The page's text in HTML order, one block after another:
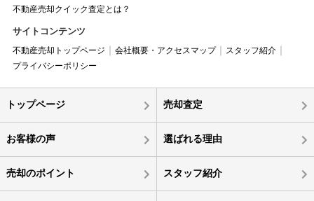
不動産売却クイック査定とは？
サイトコンテンツ
不動産売却トップページ 会社概要・アクセスマップ
スタッフ紹介
プライバシーポリシー
トップページ 売却査定
お客様の声 選ばれる理由
売却のポイント スタッフ紹介